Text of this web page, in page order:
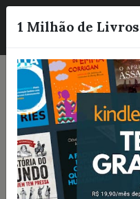
1 Milhão de Livros